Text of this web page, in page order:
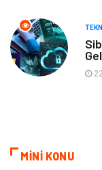
Ev İşleri
Sigorta
MİNİ KONU